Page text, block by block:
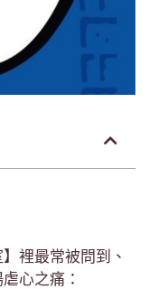
裡最常被問到、
心之痛：